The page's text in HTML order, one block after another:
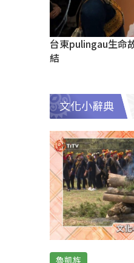
台東pulingau生命
結
文化小辭典
魯凱族